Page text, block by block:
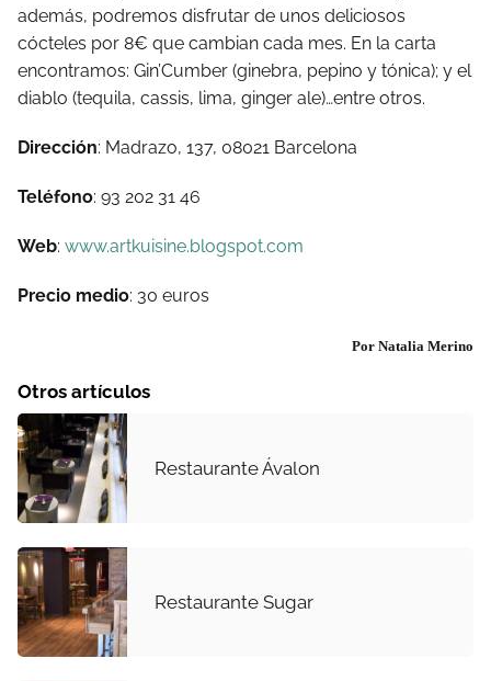
además, podremos disfrutar de unos deliciosos
cócteles por 8€ que cambian cada mes. En la carta
encontramos: Gin’Cumber (ginebra, pepino y tónica); y el
diablo (tequila, cassis, lima, ginger ale)…entre otros.
Dirección: Madrazo, 137, 08021 Barcelona
Teléfono: 93 202 31 46
Web: www.artkuisine.blogspot.com
Precio medio: 30 euros
Por Natalia Merino
Otros artículos
Restaurante Ávalon
Restaurante Sugar